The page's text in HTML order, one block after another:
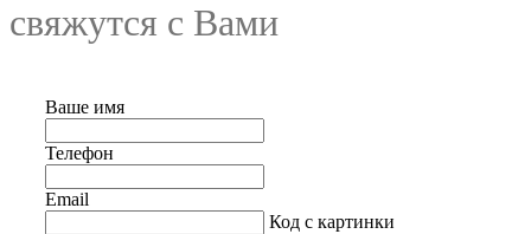
свяжутся с Вами
Ваше имя
Телефон
Email
Код с картинки